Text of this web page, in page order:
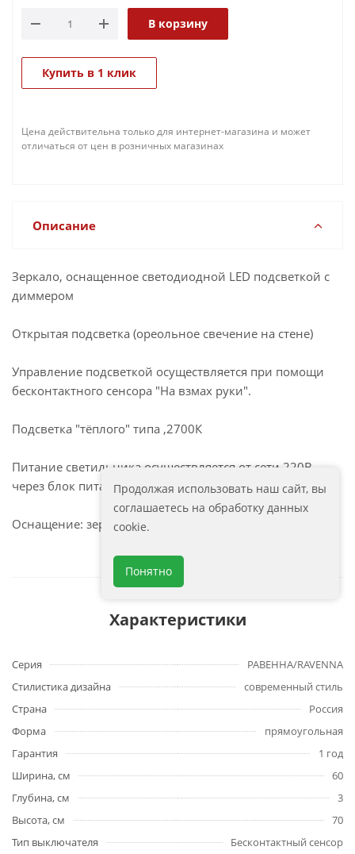
В корзину
Купить в 1 клик
Цена действительна только для интернет-магазина и может
отличаться от цен в розничных магазинах
Описание
Зеркало, оснащенное светодиодной LED подсветкой с
диммером
Открытая подсветка (ореольное свечение на стене)
Управление подсветкой осуществляется при помощи
бесконтактного сенсора "На взмах руки".
Подсветка "тёплого" типа ,2700К
Питание светильника осуществляется от сети 220В
через блок питания постоянного напряжения
Оснащение: зеркало, крепеж, коробка, инструкция.
Характеристики
Серия
РАВЕННА/RAVENNA
Стилистика дизайна
современный стиль
Страна
Россия
Форма
прямоугольная
Гарантия
1 год
Ширина, см
60
Глубина, см
3
Высота, см
70
Тип выключателя
Бесконтактный сенсор
Продолжая использовать наш сайт, вы
соглашаетесь на обработку данных
cookie.
Понятно